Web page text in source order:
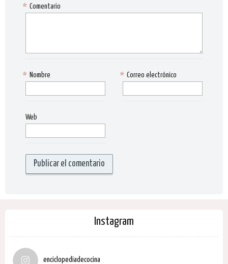
Comentario
*
Nombre
* Correo electrónico
*
Web
Instagram
enciclopediadecocina